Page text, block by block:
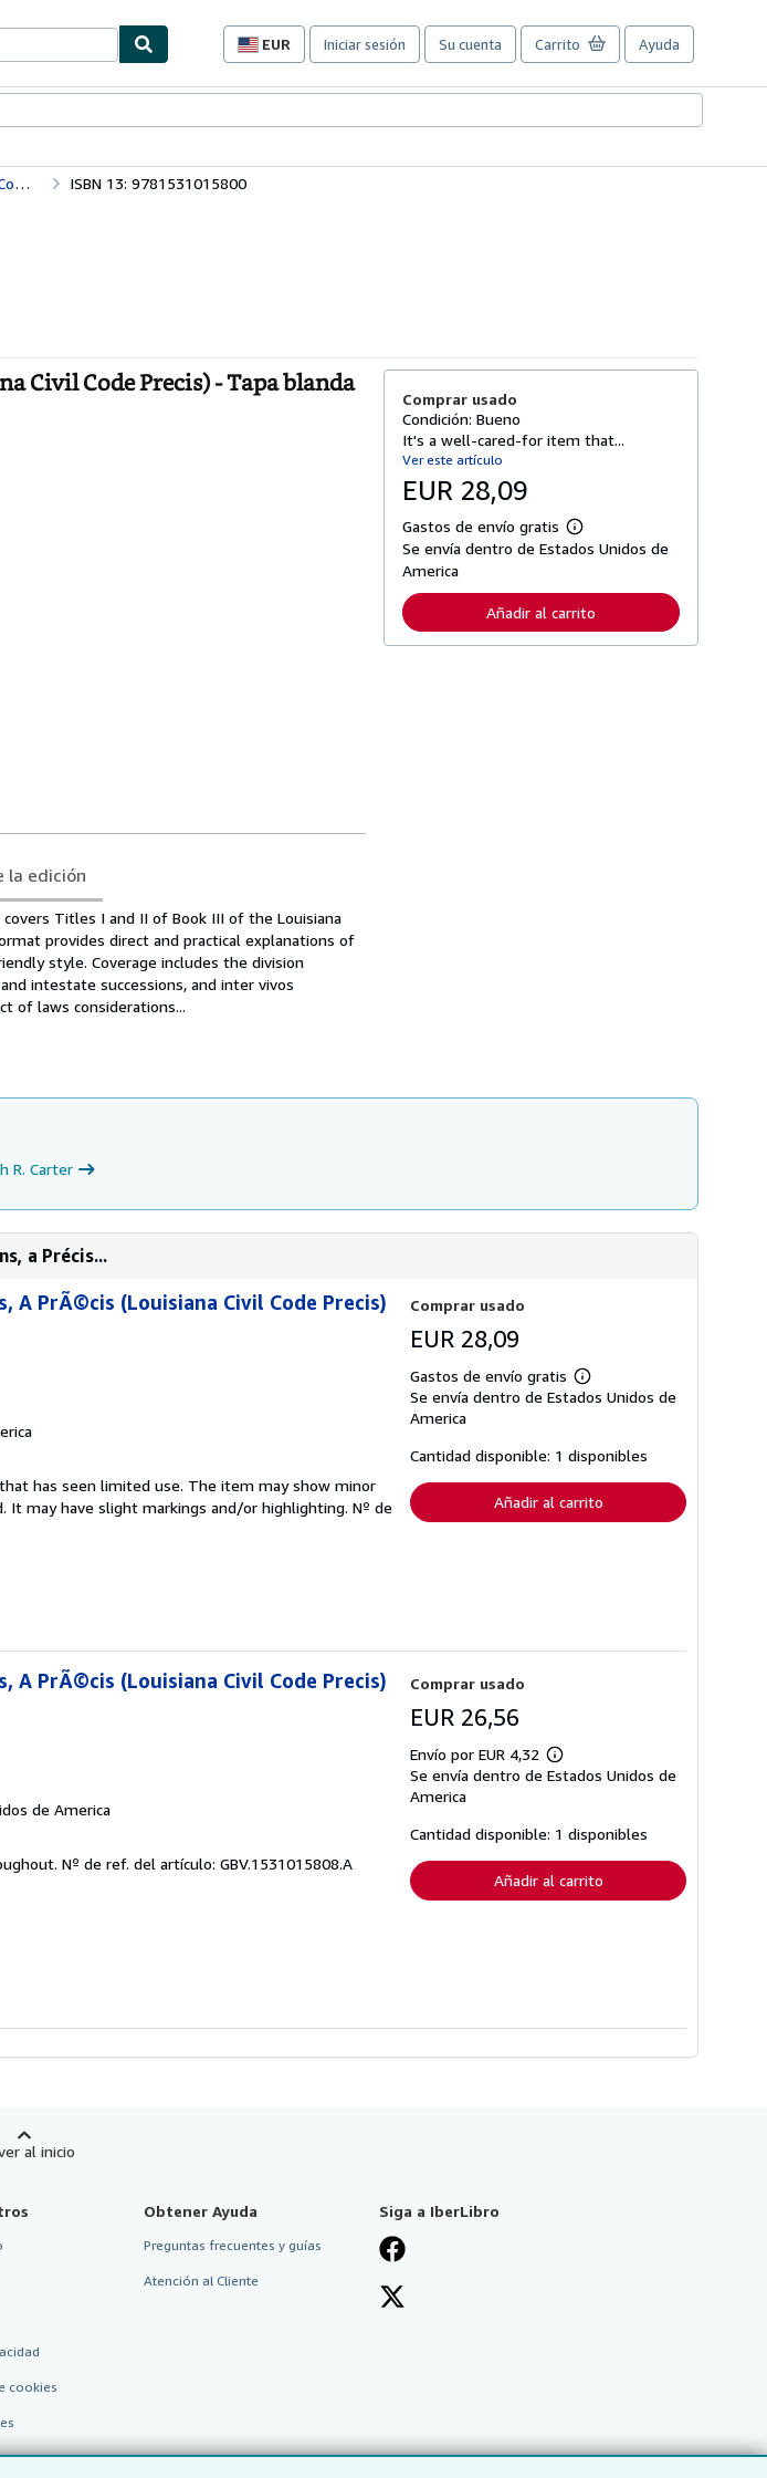
EUR
Preferencias
compra
sitio.
Iniciar sesión Su cuenta Carrito Ayuda
ISBN 13: 9781531015800
Civil Code Precis) - Tapa blanda
la edición
Titles I and II of Book III of the Louisiana
provides direct and practical explanations of
style. Coverage includes the division
intestate successions, and inter vivos
of laws considerations...
Comprar usado
Condición: Bueno
It's a well-cared-for item that...
Ver este artículo
EUR 28,09
Gastos de envío gratis
M
á
f
o
r
í
Se envía dentro de Estados Unidos de
America
Añadir al carrito
R. Carter
a Précis...
A PrÃ©cis (Louisiana Civil Code Precis)
has seen limited use. The item may show minor
may have slight markings and/or highlighting. Nº de
Comprar usado
EUR 28,09
Gastos de envío gratis
Más
información
tarifas
de
envío
Se envía dentro de Estados Unidos de
America
Cantidad disponible: 1 disponibles
Añadir al carrito
A PrÃ©cis (Louisiana Civil Code Precis)
de America
Nº de ref. del artículo: GBV.1531015808.A
Comprar usado
EUR 26,56
Envío por EUR 4,32
Más
información
tarifas
de
envío
Se envía dentro de Estados Unidos de
America
Cantidad disponible: 1 disponibles
Añadir al carrito
al inicio
cookies
Obtener Ayuda
Preguntas frecuentes y guías
Atención al Cliente
Siga a IberLibro